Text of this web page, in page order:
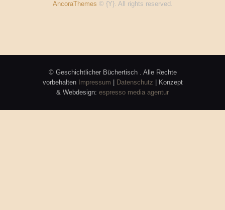
AncoraThemes © {Y}. All rights reserved.
© Geschichtlicher Büchertisch . Alle Rechte
vorbehalten
Impressum Datenschutz | Konzept
& Webdesign: espresso media agentur